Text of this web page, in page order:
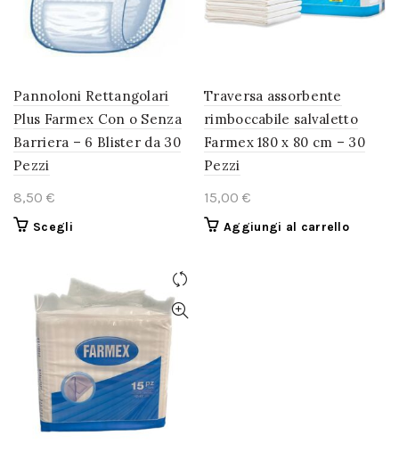
essere
scelte
nella
del
prodotto
essere
scelte
prodotto
Pannoloni Rettangolari
Plus Farmex Con o Senza
Barriera – 6 Blister da 30
Pezzi
€
ScegliQuesto
più
varianti.
opzioni
possono
essere
scelte
nella
Traversa assorbente
rimboccabile salvaletto
Farmex 180 x 80 cm – 30
Pezzi
€
Aggiungi al carrello